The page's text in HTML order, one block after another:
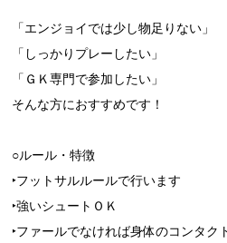
「エンジョイでは少し物足りない」
「しっかりプレーしたい」
「ＧＫ専門で参加したい」
そんな方におすすめです！
○ルール・特徴
‣フットサルルールで行います
‣強いシュートＯＫ
‣ファールでなければ身体のコンタ